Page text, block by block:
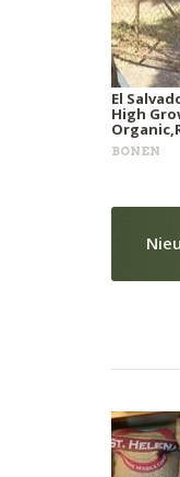
El
High
BONEN